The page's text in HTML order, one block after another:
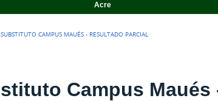
Acre
SUBSTITUTO CAMPUS MAUÉS - RESULTADO PARCIAL
Campus